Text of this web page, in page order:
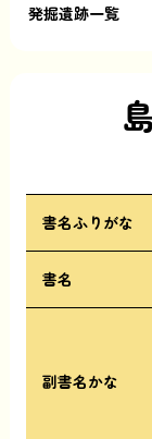
発掘遺跡一覧
書名ふりがな
書名
副書名かな